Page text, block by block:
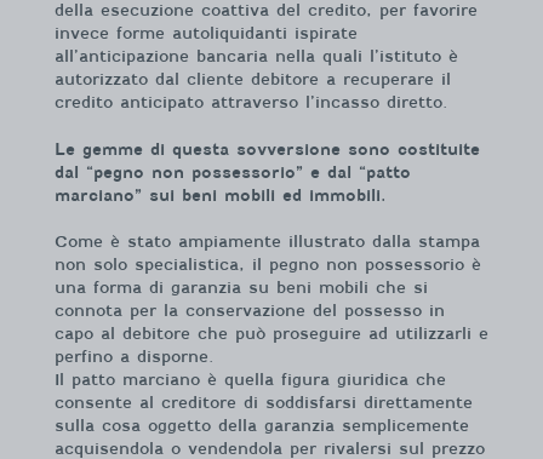
della esecuzione coattiva del credito, per favorire
invece forme autoliquidanti ispirate
all’anticipazione bancaria nella quali l’istituto è
autorizzato dal cliente debitore a recuperare il
credito anticipato attraverso l’incasso diretto.
Le gemme di questa sovversione sono costituite
dal “pegno non possessorio” e dal “patto
marciano” sui beni mobili ed immobili.
Come è stato ampiamente illustrato dalla stampa
non solo specialistica, il pegno non possessorio è
una forma di garanzia su beni mobili che si
connota per la conservazione del possesso in
capo al debitore che può proseguire ad utilizzarli e
perfino a disporne.
Il patto marciano è quella figura giuridica che
consente al creditore di soddisfarsi direttamente
sulla cosa oggetto della garanzia semplicemente
acquisendola o vendendola per rivalersi sul prezzo